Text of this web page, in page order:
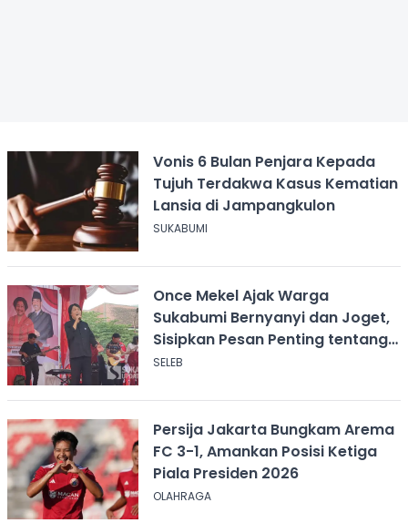
Vonis 6 Bulan Penjara Kepada
Tujuh Terdakwa Kasus Kematian
Lansia di Jampangkulon
SUKABUMI
Once Mekel Ajak Warga
Sukabumi Bernyanyi dan Joget,
Sisipkan Pesan Penting tentang
ASI
SELEB
Persija Jakarta Bungkam Arema
FC 3-1, Amankan Posisi Ketiga
Piala Presiden 2026
OLAHRAGA